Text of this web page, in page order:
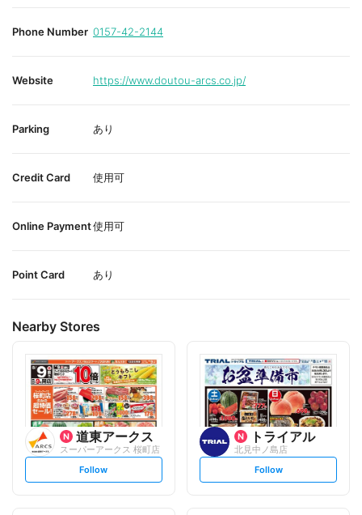
Phone Number 0157-42-2144
Website https://www.doutou-arcs.co.jp/
Parking あり
Credit Card 使用可
Online Payment使用可
Point Card あり
Nearby Stores
道東アークス
スーパーアークス 桜町店
s
t
Follow
トライアル
北見中ノ島店
s
t
Follow